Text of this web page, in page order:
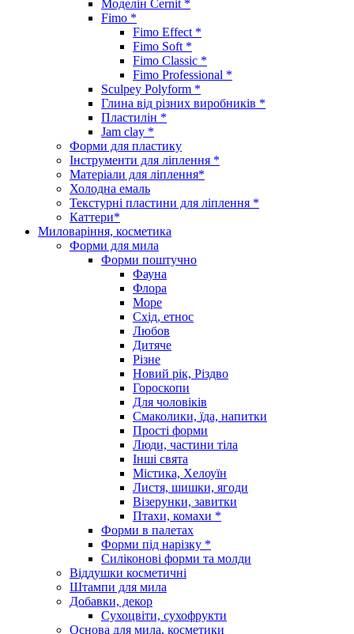
Моделін Cernit *
Fimo *
Fimo Effect *
Fimo Soft *
Fimo Classic *
Fimo Professional *
Sculpey Polyform *
Глина від різних виробників *
Пластилін *
Jam clay *
Форми для пластику
Інструменти для ліплення *
Матеріали для ліплення*
Холодна емаль
Текстурні пластини для ліплення *
Каттери*
Миловаріння, косметика
Форми для мила
Форми поштучно
Фауна
Флора
Море
Схід, етнос
Любов
Дитяче
Різне
Новий рік, Різдво
Гороскопи
Для чоловіків
Смаколики, їда, напитки
Прості форми
Люди, частини тіла
Інші свята
Містика, Хелоуїн
Листя, шишки, ягоди
Візерунки, завитки
Птахи, комахи *
Форми в палетах
Форми під нарізку *
Силіконові форми та молди
Віддушки косметичні
Штампи для мила
Добавки, декор
Сухоцвіти, сухофрукти
Основа для мила, косметики